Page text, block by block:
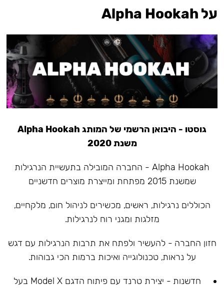
על Alpha Hookah
גוסטו - היבואן הרשמי של המותג Alpha Hookah
משנת 2020
Alpha Hookah - החברה המובילה בתעשיית הנרגילות
שמשנת 2015 מפתחת ומייצרת מוצרים חדשניים
הכוללים נרגילות, ראשים, מכשירים לניהול חום, מלקחיים,
מזלגות ומגני רוח לנרגילות.
חזון החברה - להעשיר ולפתח את תרבות הנרגילות עם דגש
על נראות, טכנולוגייה ואיכות ברמות הכי גבוהות.
חדשנות - יצירת טרנד עם פיתוח הדגם Model X בעל